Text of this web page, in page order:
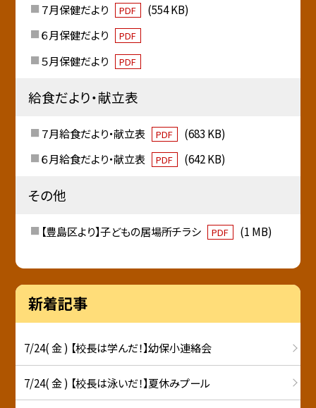
７月保健だより PDF
(554 KB)
６月保健だより
PDF
５月保健だより PDF
給食だより・献立表
７月給食だより・献立表 PDF
(683 KB)
６月給食だより・献立表
PDF (642 KB)
その他
【豊島区より】子どもの居場所チラシ PDF (1 MB)
新着記事
7/24( 金 ) 【校長は学んだ！】幼保小連絡会
7/24( 金 ) 【校長は泳いだ！】夏休みプール